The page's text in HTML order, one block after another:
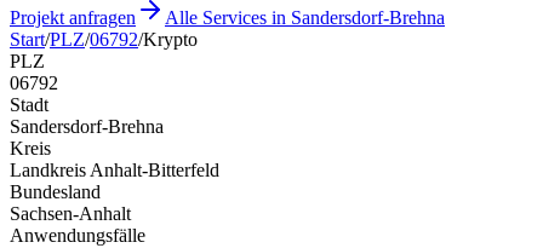
Projekt anfragen
Alle Services in Sandersdorf-Brehna
Start/PLZ/06792/Krypto
PLZ
06792
Stadt
Sandersdorf-Brehna
Kreis
Landkreis Anhalt-Bitterfeld
Bundesland
Sachsen-Anhalt
Anwendungsfälle